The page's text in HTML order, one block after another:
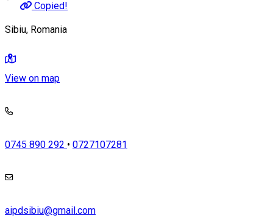
Copied!
Sibiu, Romania
View on map
0745 890 292 • 0727107281
aipdsibiu@gmail.com